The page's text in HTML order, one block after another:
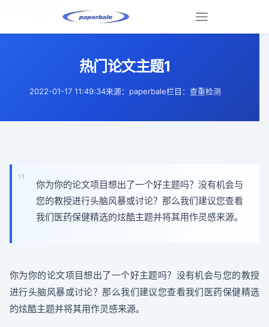
热门论文主题1
2022-01-17 11:49:34来源：paperbale栏目：查重检测
你为你的论文项目想出了一个好主题吗？没有机会与
您的教授进行头脑风暴或讨论？那么我们建议您查看
我们医药保健精选的炫酷主题并将其用作灵感来源。
你为你的论文项目想出了一个好主题吗？没有机会与您的教授
进行头脑风暴或讨论？那么我们建议您查看我们医药保健精选
的炫酷主题并将其用作灵感来源。